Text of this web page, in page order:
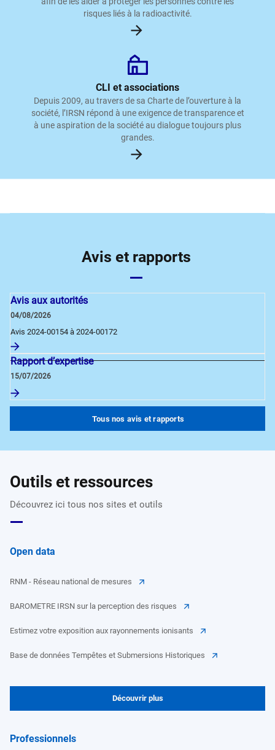
risques liés à la radioactivité.
CLI et associations
Depuis 2009, au travers de sa Charte de l’ouverture à la
société, l’IRSN répond à une exigence de transparence et
à une aspiration de la société au dialogue toujours plus
grandes.
Avis et rapports
Avis aux autorités
04/08/2026
Avis 2024-00154 à 2024-00172
Rapport d’expertise
15/07/2026
Tous nos avis et rapports
Outils et ressources
Découvrez ici tous nos sites et outils
Open data
RNM - Réseau national de mesures
BAROMETRE IRSN sur la perception des risques
Estimez votre exposition aux rayonnements ionisants
Base de données Tempêtes et Submersions Historiques
Découvrir plus
Professionnels